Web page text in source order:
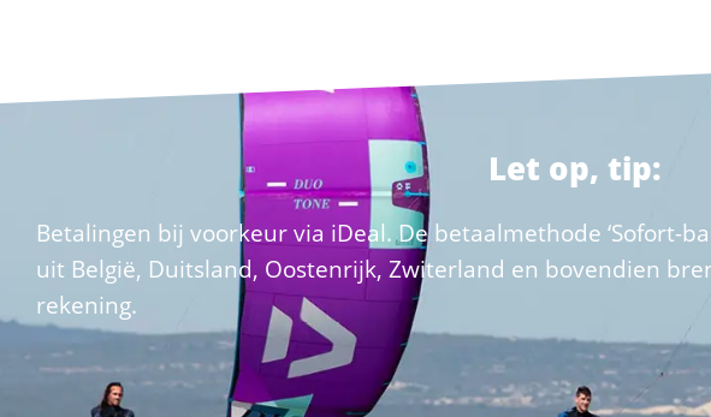
Let op, tip:
Betalingen bij voorkeur via iDeal. De betaalmethode ‘Sofort-
uit België, Duitsland, Oostenrijk, Zwiterland en bovendien
rekening.